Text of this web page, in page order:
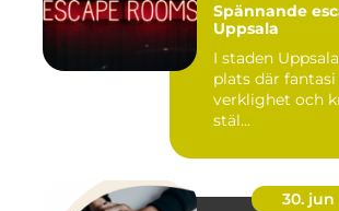
Spännande
Uppsala
I staden
plats där
verklighet och
stäl...
30. jun